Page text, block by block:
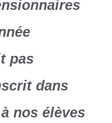
pas
dans
nos élèves